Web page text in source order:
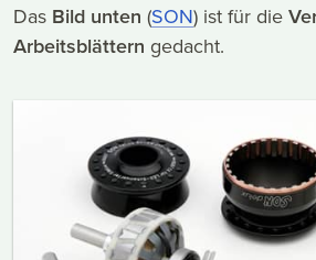
Das Bild unten (SON) ist für die
Arbeitsblättern gedacht.